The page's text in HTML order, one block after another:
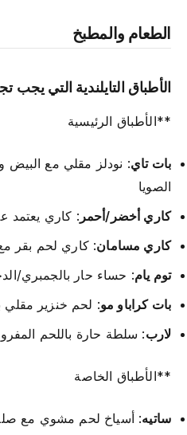
الطعام والمطبخ
الأطباق التايلندية التي يجب
**الأطباق الرئيسية
بات تاي: نودلز مقلي مع البيض
الصويا
كاري أخضر/أحمر : كاري يعتمد
كاري مسامان: كاري لحم بقر
توم يام: حساء حار بالجمبري/
بات كراباو مو: لحم خنزير مقلي
لارب: سلطة حارة باللحم
**الأطباق الخاصة
ساتيه: أسياخ لحم مشوي مع